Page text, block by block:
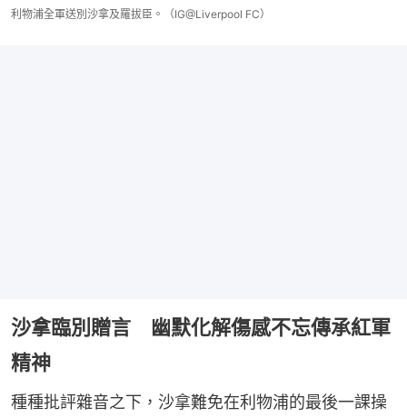
利物浦全軍送別沙拿及羅拔臣。（IG@Liverpool FC）
沙拿臨別贈言 幽默化解傷感不忘傳承紅軍
精神
種種批評雜音之下，沙拿難免在利物浦的最後一課操